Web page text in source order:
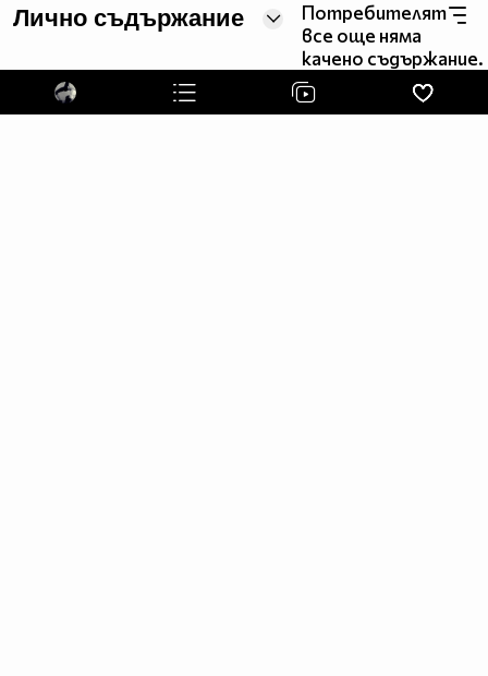
Лично съдържание
Потребителят
все още няма
качено съдържание.